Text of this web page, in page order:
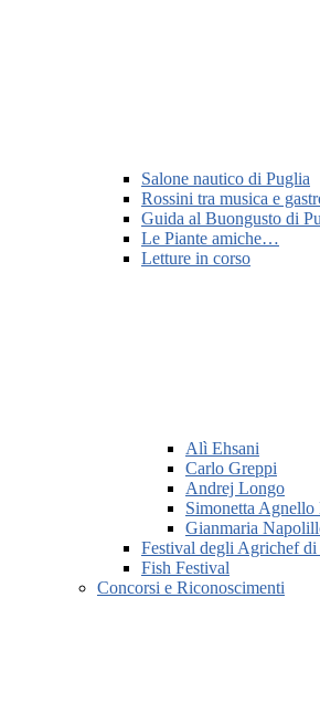
Salone nautico di Puglia
Rossini tra musica e
Guida al Buongusto di
Le Piante amiche…
Letture in corso
Alì Ehsani
Carlo Greppi
Andrej Longo
Simonetta
Gianmaria
Festival degli Agrichef di
Fish Festival
Concorsi e Riconoscimenti